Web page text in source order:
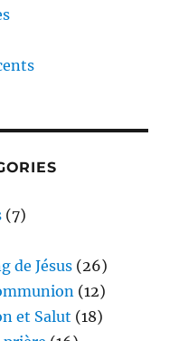
(7)
de Jésus (26)
(12)
et Salut (18)